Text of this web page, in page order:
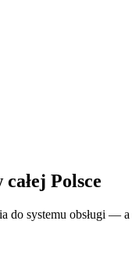
Polsce
do systemu obsługi